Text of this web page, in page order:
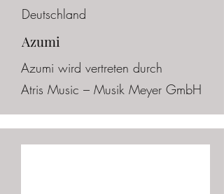
Deutschland
Azumi
Azumi wird vertreten durch
Atris Music – Musik Meyer GmbH